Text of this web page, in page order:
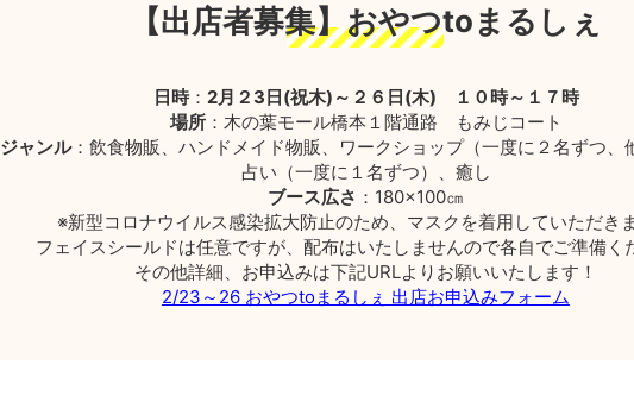
【出店者募集】おやつtoまるしぇ
日時： 2月２3日(祝木)～２６日(木) １０時～１７時
場所：木の葉モール橋本１階通路 もみじコート
ジャンル：飲食物販、ハンドメイド物販、ワークショップ（一度に２名ずつ、
占い（一度に１名ずつ）、癒し
ブース広さ ：180×100㎝
※新型コロナウイルス感染拡大防止のため、マスクを着用していただきま
フェイスシールドは任意ですが、配布はいたしませんので各自でご準備く
その他詳細、お申込みは下記URLよりお願いいたします！
2/23～26 おやつtoまるしぇ 出店お申込みフォーム